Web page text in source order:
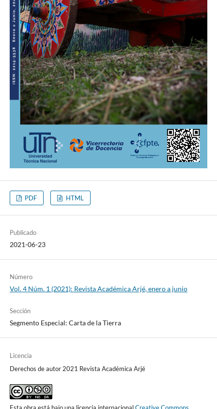
PDF HTML
Publicado
2021-06-23
Número
Vol. 4 Núm. 1 (2021): Revista Académica Arjé, enero a junio
Sección
Segmento Especial: Carta de la Tierra
Licencia
Derechos de autor 2021 Revista Académica Arjé
Esta obra está bajo una licencia internacionalCreative Commons